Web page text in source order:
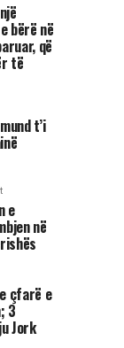
bërë në
që
të
t’i
e
në
çfarë e
3
Jork